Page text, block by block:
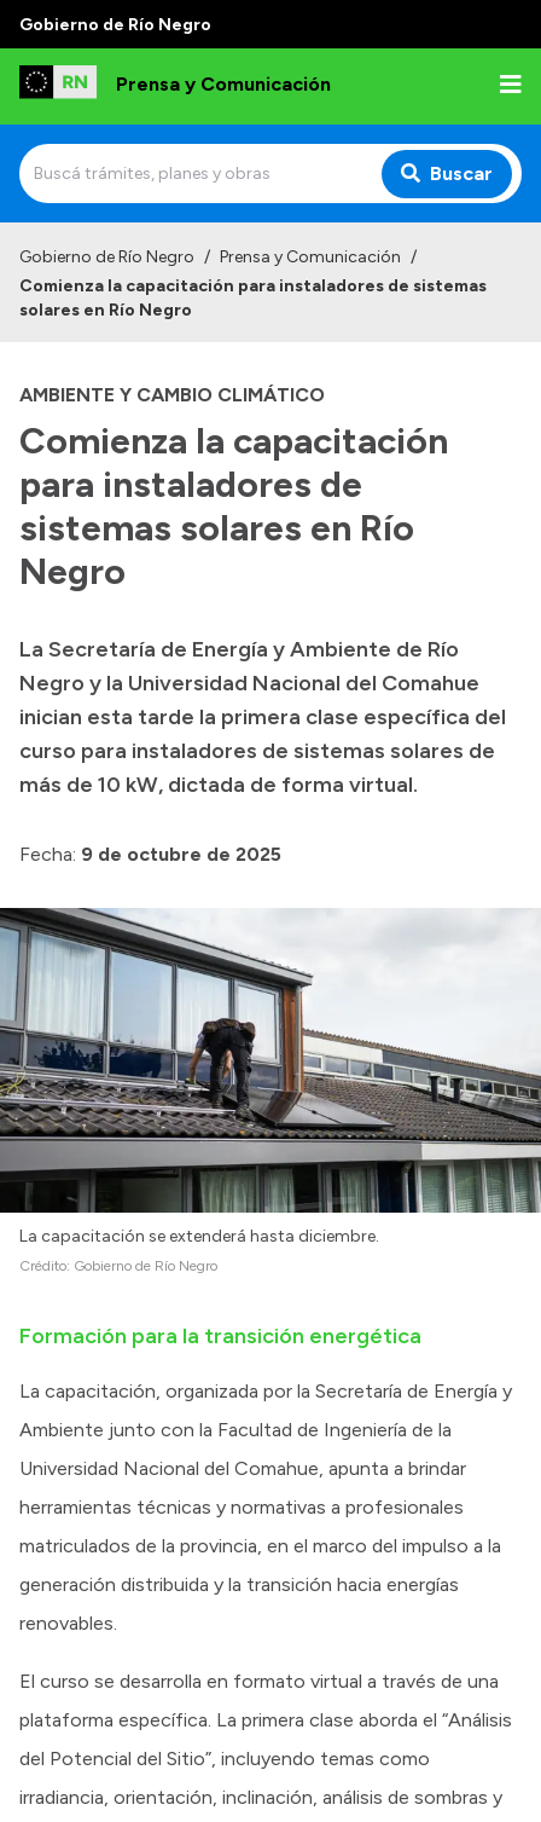
Gobierno de Río Negro
Prensa y Comunicación
Buscar
Institucional
Referentes de prensa
Archivo de noticias
Transparencia
Presupuesto
Consulta de expedientes
Consulta de pago a proveedores
Convocatorias
Login
Gobierno de Río Negro / Prensa y Comunicación /
Comienza la capacitación para instaladores de sistemas
solares en Río Negro
AMBIENTE Y CAMBIO CLIMÁTICO
Comienza la capacitación
para instaladores de
sistemas solares en Río
Negro
La Secretaría de Energía y Ambiente de Río
Negro y la Universidad Nacional del Comahue
inician esta tarde la primera clase específica del
curso para instaladores de sistemas solares de
más de 10 kW, dictada de forma virtual.
Fecha: 9 de octubre de 2025
La capacitación se extenderá hasta diciembre.
Crédito: Gobierno de Río Negro
Formación para la transición energética
La capacitación, organizada por la Secretaría de Energía y
Ambiente junto con la Facultad de Ingeniería de la
Universidad Nacional del Comahue, apunta a brindar
herramientas técnicas y normativas a profesionales
matriculados de la provincia, en el marco del impulso a la
generación distribuida y la transición hacia energías
renovables.
El curso se desarrolla en formato virtual a través de una
plataforma específica. La primera clase aborda el “Análisis
del Potencial del Sitio”, incluyendo temas como
irradiancia, orientación, inclinación, análisis de sombras y